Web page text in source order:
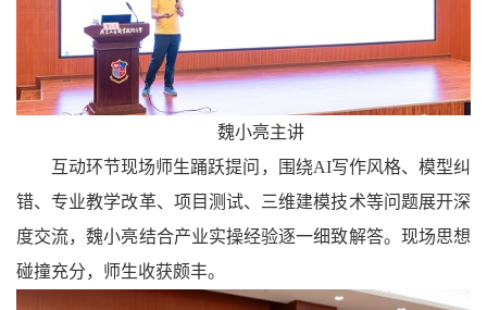
魏小亮主讲
互动环节现场师生踊跃提问，围绕AI写作风格、模型纠
错、专业教学改革、项目测试、三维建模技术等问题展开深
度交流，魏小亮结合产业实操经验逐一细致解答。现场思想
碰撞充分，师生收获颇丰。